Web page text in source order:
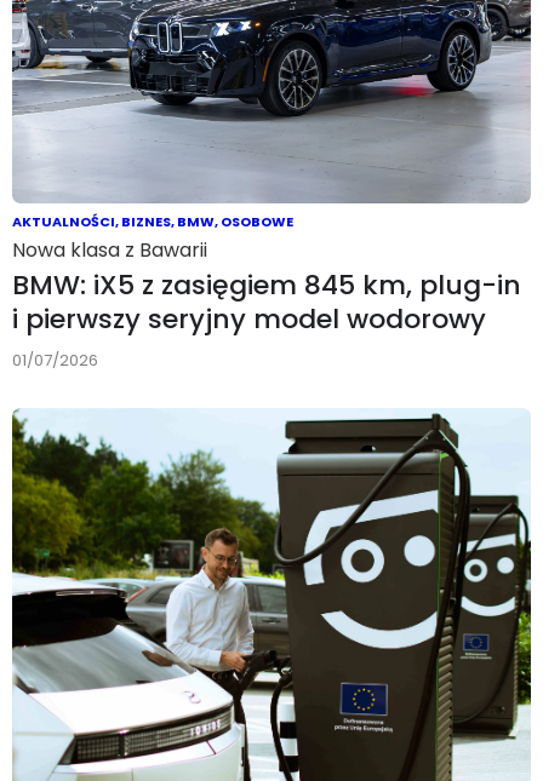
AKTUALNOŚCI,BIZNES,BMW,OSOBOWE
Nowa klasa z Bawarii
BMW: iX5 z zasięgiem 845 km, plug-in
i pierwszy seryjny model wodorowy
01/07/2026